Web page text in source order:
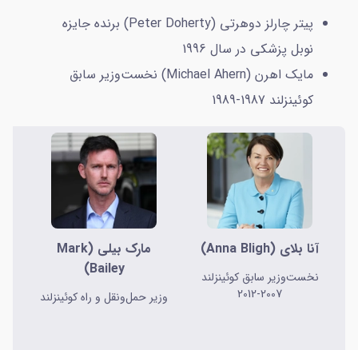
پیتر چارلز دوهرتی (Peter Doherty) برنده جایزه
نوبل پزشکی در سال 1996
مایک اهرن (Michael Ahern) نخست‌وزیر سابق
کوئینزلند 1987-1989
آنا بلای (Anna Bligh)
نخست‌وزیر سابق کوئینزلند
2007-2012
مارک بیلی (Mark
Bailey)
وزیر حمل‌ونقل و راه کوئینزلند